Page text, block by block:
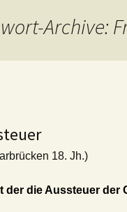
Archive:
18. Jh.)
der die Aussteuer der